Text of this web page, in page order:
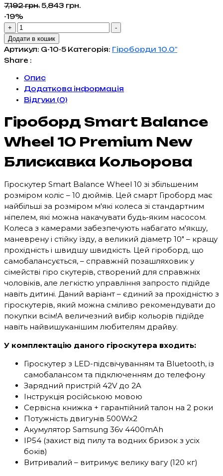
7,192грн.Оригінальна
5,843 грн.
5,843 грн..
-19%
+
Гіроборд
Smart
Balance
Wheel
Premium
New
Блискавка
Кольорова
кількість
-
Додати в кошик
Артикул: G-10-5 Категорія: Гіроборди 10.0"
Share :
Опис
Додаткова інформація
Відгуки (0)
Гіроборд Smart Balance
Wheel 10 Premium New
Блискавка Кольорова
Гіроскутер Smart Balance Wheel 10 зі збільшеним
розміром коліс – 10 дюймів. Цей смарт Гіроборд має
найбільші за розміром м'які колеса зі стандартним
ніпелем, які можна накачувати будь-яким насосом.
Колеса з камерами забезпечують набагато м'якшу,
маневрену і стійку їзду, а великий діаметр 10" – кращу
прохідність і швидшу швидкість. Цей гіроборд, що
самобалансується, – справжній позашляховик у
сімействі гіро скутерів, створений для справжніх
чоловіків, але легкістю управління запросто підійде
навіть дитині. Даний варіант – єдиний за прохідністю з
гіроскутерів, який можна сміливо рекомендувати до
покупки всім!А величезний вибір кольорів підійде
навіть найвишуканішим любителям драйву.
У комплектацію даного гіроскутера входить:
Гіроскутер з LED-підсвічуванням та Bluetooth, із
самобалансом та підключенням до телефону
Зарядний пристрій 42V до 2A
Інструкція російською мовою
Сервісна книжка + гарантійний талон на 2 роки
Потужність двигунів 500Wx2
Акумулятор Samsung 36v 4400mAh
IP54 (захист від пилу та водних бризок з усіх
боків)
Витривалий – витримує велику вагу (120 кг)